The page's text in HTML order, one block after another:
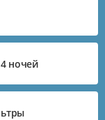
ночей